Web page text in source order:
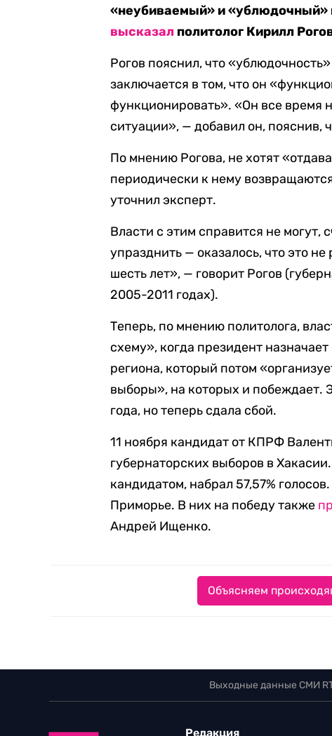
«неубиваемый» и «ублюдочный»
высказал политолог Кирилл
Рогов пояснил, что
заключается в том, что он
функционировать». «Он все время
ситуации», — добавил он, пояснив,
По мнению Рогова, не хотят
периодически к нему
уточнил эксперт.
Власти с этим справится не могут,
упразднить — оказалось, что это
шесть лет», — говорит Рогов
2005-2011 годах).
Теперь, по мнению политолога,
схему», когда президент
региона, который потом
выборы», на которых и побеждает.
года, но теперь сдала сбой.
11 ноября кандидат от КПРФ
губернаторских выборов в
кандидатом, набрал 57,57%
Приморье. В них на победу также
Андрей Ищенко.
Объясняем
Выходные данные СМИ
Редакция